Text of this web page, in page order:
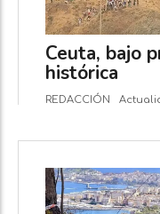
Ceuta, bajo
histórica
REDACCIÓN